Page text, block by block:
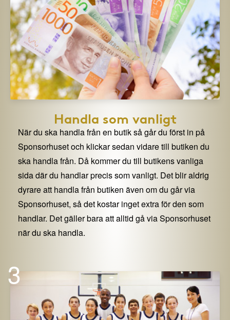
Handla som vanligt
När du ska handla från en butik så går du först in på
Sponsorhuset och klickar sedan vidare till butiken du
ska handla från. Då kommer du till butikens vanliga
sida där du handlar precis som vanligt. Det blir aldrig
dyrare att handla från butiken även om du går via
Sponsorhuset, så det kostar inget extra för den som
handlar. Det gäller bara att alltid gå via Sponsorhuset
när du ska handla.
3